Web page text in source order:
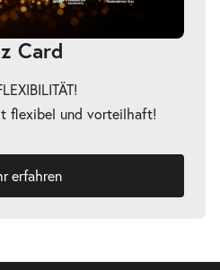
Card
flexibel und vorteilhaft!
erfahren